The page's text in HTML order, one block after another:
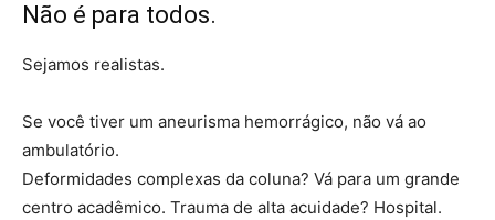
Não é para todos.
Sejamos realistas.
Se você tiver um aneurisma hemorrágico, não vá ao
ambulatório.
Deformidades complexas da coluna? Vá para um grande
centro acadêmico. Trauma de alta acuidade? Hospital.